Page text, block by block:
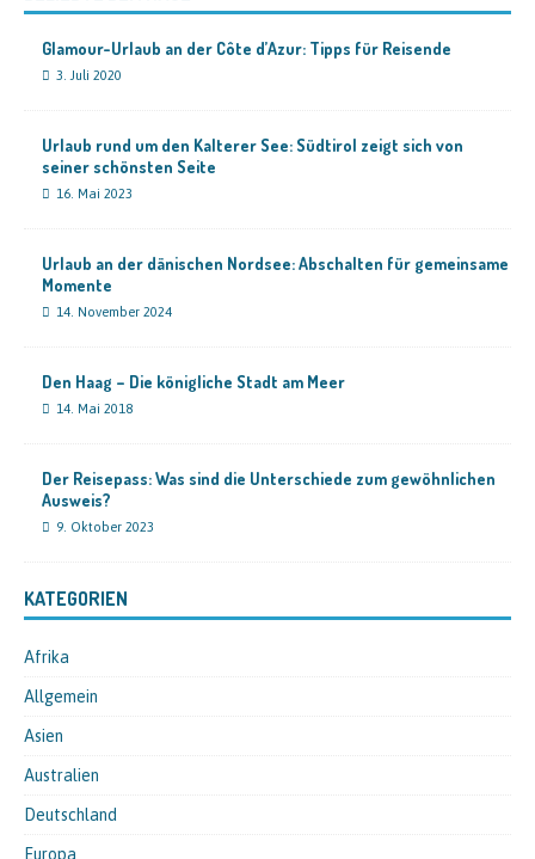
Glamour-Urlaub an der Côte d’Azur: Tipps für Reisende
3. Juli 2020
Urlaub rund um den Kalterer See: Südtirol zeigt sich von
seiner schönsten Seite
16. Mai 2023
Urlaub an der dänischen Nordsee: Abschalten für gemeinsame
Momente
14. November 2024
Den Haag – Die königliche Stadt am Meer
14. Mai 2018
Der Reisepass: Was sind die Unterschiede zum gewöhnlichen
Ausweis?
9. Oktober 2023
KATEGORIEN
Afrika
Allgemein
Asien
Australien
Deutschland
Europa